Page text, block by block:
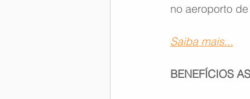
no aeroporto
Saiba mais...
BENEFÍCIOS